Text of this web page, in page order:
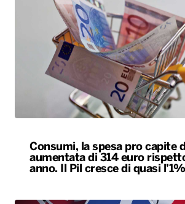
Consumi, la spesa pro capite
aumentata di 314 euro
anno. Il Pil cresce di quasi l’1%